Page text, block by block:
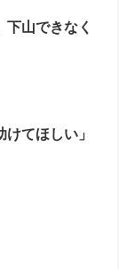
山できなく
てほしい」